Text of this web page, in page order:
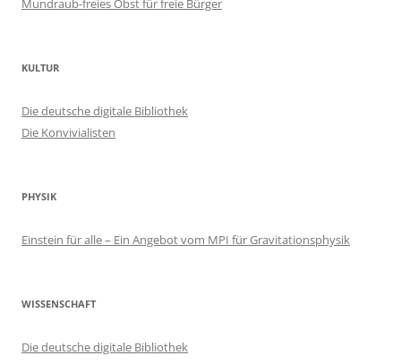
Mundraub-freies Obst für freie Bürger
KULTUR
Die deutsche digitale Bibliothek
Die Konvivialisten
PHYSIK
Einstein für alle – Ein Angebot vom MPI für Gravitationsphysik
WISSENSCHAFT
Die deutsche digitale Bibliothek